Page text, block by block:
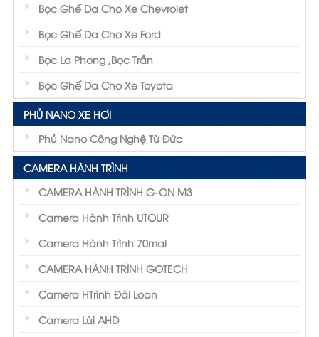
Bọc Ghế Da Cho Xe Chevrolet
Bọc Ghế Da Cho Xe Ford
Bọc La Phong ,Bọc Trần
Bọc Ghế Da Cho Xe Toyota
PHỦ NANO XE HƠI
Phủ Nano Công Nghệ Từ Đức
CAMERA HÀNH TRÌNH
CAMERA HÀNH TRÌNH G-ON M3
Camera Hành Trình UTOUR
Camera Hành Trình 70mai
CAMERA HÀNH TRÌNH GOTECH
Camera HTrình Đài Loan
Camera Lùi AHD